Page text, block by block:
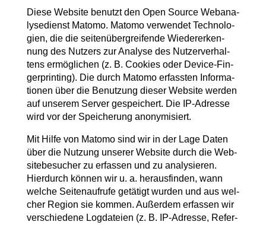
Die­se Web­site benutzt den Open Source Web­ana­
ly­se­dienst Mato­mo. Mato­mo ver­wen­det Tech­no­lo­
gien, die die sei­ten­über­grei­fen­de Wie­der­erken­
nung des Nut­zers zur Ana­ly­se des Nut­zer­ver­hal­
tens ermög­li­chen (z. B. Coo­kies oder Device-Fin­
ger­prin­ting). Die durch Mato­mo erfass­ten Infor­ma­
tio­nen über die Benut­zung die­ser Web­site wer­den
auf unse­rem Ser­ver gespei­chert. Die IP-Adres­se
wird vor der Spei­che­rung anonymisiert.
Mit Hil­fe von Mato­mo sind wir in der Lage Daten
über die Nut­zung unse­rer Web­site durch die Web­
site­be­su­cher zu erfas­sen und zu ana­ly­sie­ren.
Hier­durch kön­nen wir u. a. her­aus­fin­den, wann
wel­che Sei­ten­auf­ru­fe getä­tigt wur­den und aus wel­
cher Regi­on sie kom­men. Außer­dem erfas­sen wir
ver­schie­de­ne Log­da­tei­en (z. B. IP-Adres­se, Refer­